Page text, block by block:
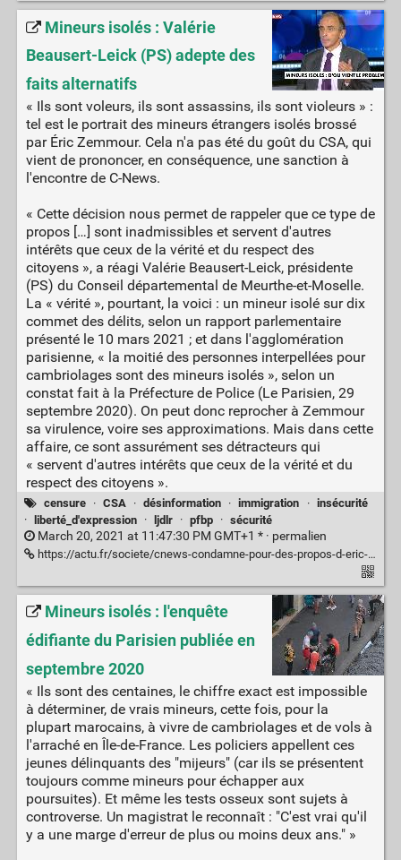
Mineurs isolés : Valérie
Beausert-Leick (PS) adepte des
faits alternatifs
« Ils sont voleurs, ils sont assassins, ils sont violeurs » :
tel est le portrait des mineurs étrangers isolés brossé
par Éric Zemmour. Cela n'a pas été du goût du CSA, qui
vient de prononcer, en conséquence, une sanction à
l'encontre de C-News.
« Cette décision nous permet de rappeler que ce type de
propos […] sont inadmissibles et servent d'autres
intérêts que ceux de la vérité et du respect des
citoyens », a réagi Valérie Beausert-Leick, présidente
(PS) du Conseil départemental de Meurthe-et-Moselle.
La « vérité », pourtant, la voici : un mineur isolé sur dix
commet des délits, selon un rapport parlementaire
présenté le 10 mars 2021 ; et dans l'agglomération
parisienne, « la moitié des personnes interpellées pour
cambriolages sont des mineurs isolés », selon un
constat fait à la Préfecture de Police (Le Parisien, 29
septembre 2020). On peut donc reprocher à Zemmour
sa virulence, voire ses approximations. Mais dans cette
affaire, ce sont assurément ses détracteurs qui
« servent d'autres intérêts que ceux de la vérité et du
respect des citoyens ».
censure · CSA · désinformation · immigration · insécurité
· liberté_d'expression · ljdlr · pfbp · sécurité
March 20, 2021 at 11:47:30 PM GMT+1 * · permalien
https://actu.fr/societe/cnews-condamne-pour-des-propos-d-eric-zemmour-sur-les-migrants-le-departement-de-meurthe-et-moselle-satisfait_40366997.html
Mineurs isolés : l'enquête
édifiante du Parisien publiée en
septembre 2020
« Ils sont des centaines, le chiffre exact est impossible
à déterminer, de vrais mineurs, cette fois, pour la
plupart marocains, à vivre de cambriolages et de vols à
l'arraché en Île-de-France. Les policiers appellent ces
jeunes délinquants des "mijeurs" (car ils se présentent
toujours comme mineurs pour échapper aux
poursuites). Et même les tests osseux sont sujets à
controverse. Un magistrat le reconnaît : "C'est vrai qu'il
y a une marge d'erreur de plus ou moins deux ans." »